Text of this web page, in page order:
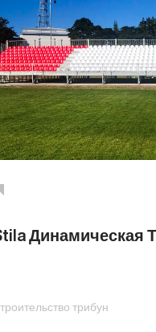
Динамическая
трибун